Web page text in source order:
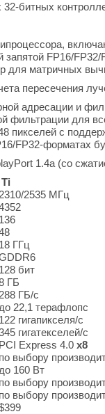
битных
FP16/FP32/
для матричных
пересечения
адресации и
фильтрации для
пикселей с
FP32-форматах
1.4a (со
2310/2535 МГц
136
18 ГГц
128 бит
ГБ
288 ГБ/с
до 22,1 терафлопс
122 гигапикселя/с
гигатекселей/с
PCI Express 4.0 x8
по выбору
до 160 Вт
по выбору
по выбору